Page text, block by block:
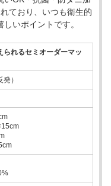
ており、いつも衛生的
いポイントです。
られるセミオーダーマッ
）